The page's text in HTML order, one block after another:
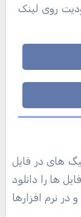
روی لینک
ها را دانلود
در نرم افزارها